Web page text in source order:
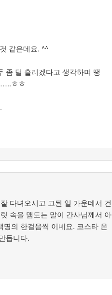
같은데요. ^^
좀 덜 흘리겠다고 생각하며 땡
ㅎㅎ
다녀오시고 고된 일 가운데서 건
속을 맴도는 말이 간사님께서 아
의 한걸음씩 이네요. 코스타 운
듭니다.